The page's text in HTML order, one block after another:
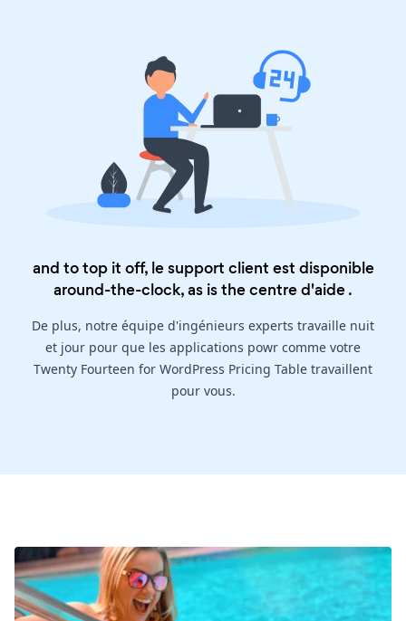
and to top it off, le support client est disponible
around-the-clock, as is thecentre d'aide.
De plus, notre équipe d'ingénieurs experts travaille nuit
et jour pour que les applications powr comme votre
Twenty Fourteen for WordPress Pricing Table travaillent
pour vous.